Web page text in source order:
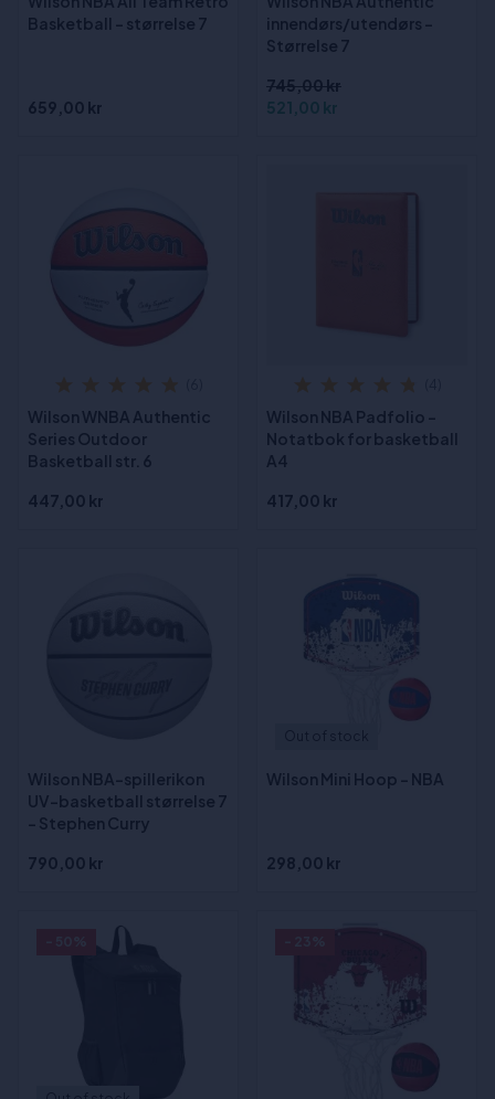
Basketball - størrelse 7
659,00 kr
innendørs/utendørs -
Størrelse 7
745,00 kr
521,00 kr
Wilson WNBA Authentic
Series Outdoor
Basketball str. 6
447,00 kr
Wilson NBA Padfolio -
Notatbok for basketball
A4
417,00 kr
Wilson NBA-spillerikon
UV-basketball størrelse 7
- Stephen Curry
790,00 kr
Wilson Mini Hoop - NBA
298,00 kr